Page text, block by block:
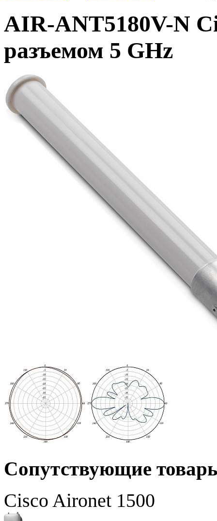
AIR-ANT5180V-N
разъемом 5 GHz
Сопутствующие
Cisco Aironet 1500